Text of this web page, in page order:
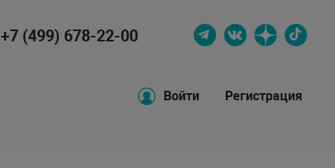
+7 (499) 678-22-00
Войти Регистрация